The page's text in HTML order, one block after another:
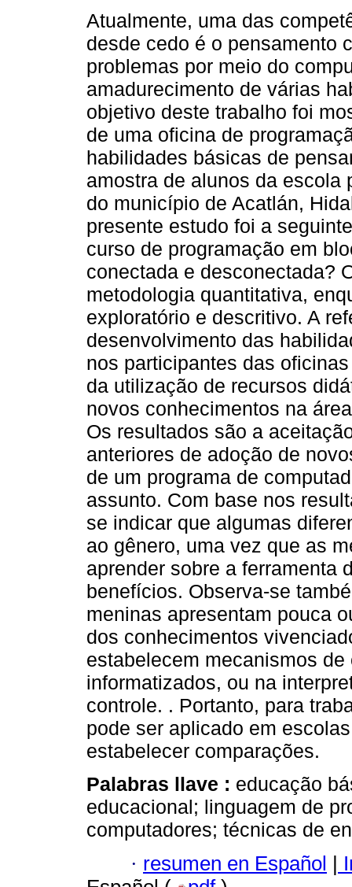
Atualmente, uma das
desde cedo é o pensamento
problemas por meio do
amadurecimento de várias
objetivo deste trabalho foi
de uma oficina de
habilidades básicas de
amostra de alunos da escola
do município de Acatlán,
presente estudo foi a
curso de programação em
conectada e desconectada?
metodologia quantitativa,
exploratório e descritivo. A
desenvolvimento das
nos participantes das
da utilização de recursos
novos conhecimentos na
Os resultados são a
anteriores de adoção de
de um programa de
assunto. Com base nos
se indicar que algumas
ao gênero, uma vez que as
aprender sobre a ferramenta
benefícios. Observa-se
meninas apresentam pouca
dos conhecimentos
estabelecem mecanismos
informatizados, ou na
controle. . Portanto, para
pode ser aplicado em
estabelecer comparações.
Palabras llave : educação
educacional; linguagem de
computadores; técnicas de
· resumen en Español |